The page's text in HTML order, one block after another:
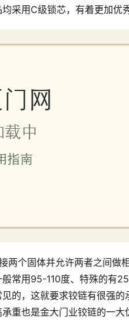
采用C级锁芯，有着更加优
两个固体并允许两者之间做
常用95-110度、特殊的有
的，这就要求铰链有很强
重也是金大门业铰链的一大